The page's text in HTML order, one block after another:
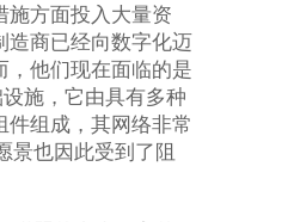
施方面投入大量资
造商已经向数字化迈
，他们现在面临的是
施，它由具有多种
件组成，其网络非常
景也因此受到了阻